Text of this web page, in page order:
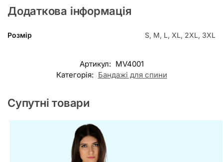
Додаткова інформація
Розмір S, M, L, XL, 2XL, 3XL
Артикул: MV4001
Категорія: Бандажі для спини
Супутні товари